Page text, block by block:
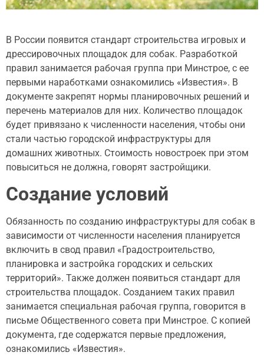
В России появится стандарт строительства игровых и
дрессировочных площадок для собак. Разработкой
правил занимается рабочая группа при Минстрое, с ее
первыми наработками ознакомились «Известия». В
документе закрепят нормы планировочных решений и
перечень материалов для них. Количество площадок
будет привязано к численности населения, чтобы они
стали частью городской инфраструктуры для
домашних животных. Стоимость новостроек при этом
повыситься не должна, говорят застройщики.
Создание условий
Обязанность по созданию инфраструктуры для собак в
зависимости от численности населения планируется
включить в свод правил «Градостроительство,
планировка и застройка городских и сельских
территорий». Также должен появиться стандарт для
строительства площадок. Созданием таких правил
занимается специальная рабочая группа, говорится в
письме Общественного совета при Минстрое. С копией
документа, где содержатся первые предложения,
ознакомились «Известия».